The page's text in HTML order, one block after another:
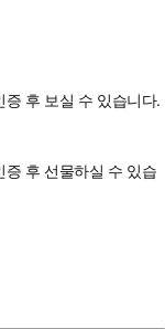
바라보고 싶은
을 지새우던 시절
터, 콘솔, 모바일
후 보실 수 있습니다.
증 후 선물하실 수 있습